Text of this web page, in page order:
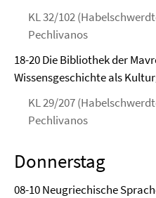
KL 32/102
Pechlivanos
18-20 Die Bibliothek der
Wissensgeschichte als
KL 29/207
Pechlivanos
Donnerstag
08-10 Neugriechische